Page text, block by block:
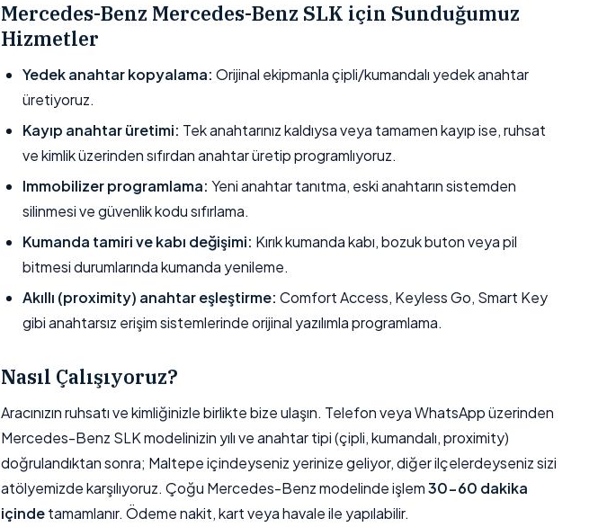
Mercedes-Benz Mercedes-Benz SLK için Sunduğumuz
Hizmetler
Yedek anahtar kopyalama: Orijinal ekipmanla çipli/kumandalı yedek anahtar
üretiyoruz.
Kayıp anahtar üretimi: Tek anahtarınız kaldıysa veya tamamen kayıp ise, ruhsat
ve kimlik üzerinden sıfırdan anahtar üretip programlıyoruz.
Immobilizer programlama: Yeni anahtar tanıtma, eski anahtarın sistemden
silinmesi ve güvenlik kodu sıfırlama.
Kumanda tamiri ve kabı değişimi: Kırık kumanda kabı, bozuk buton veya pil
bitmesi durumlarında kumanda yenileme.
Akıllı (proximity) anahtar eşleştirme: Comfort Access, Keyless Go, Smart Key
gibi anahtarsız erişim sistemlerinde orijinal yazılımla programlama.
Nasıl Çalışıyoruz?
Aracınızın ruhsatı ve kimliğinizle birlikte bize ulaşın. Telefon veya WhatsApp üzerinden
Mercedes-Benz SLK modelinizin yılı ve anahtar tipi (çipli, kumandalı, proximity)
doğrulandıktan sonra; Maltepe içindeyseniz yerinize geliyor, diğer ilçelerdeyseniz sizi
atölyemizde karşılıyoruz. Çoğu Mercedes-Benz modelinde işlem30-60 dakika
içindetamamlanır. Ödeme nakit, kart veya havale ile yapılabilir.